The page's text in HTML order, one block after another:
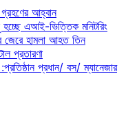
আহ্বান
হচ্ছে এআই-ভিত্তিক মনিটরিং
জেরে হামলা আহত তিন
প্রতারণা
প্রধান/ বস/ ম্যানেজার